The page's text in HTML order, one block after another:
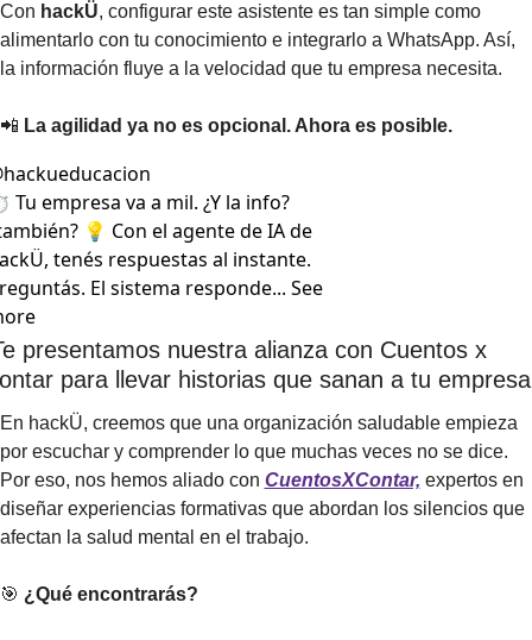
Con hackÜ, configurar este asistente es tan simple como
alimentarlo con tu conocimiento e integrarlo a WhatsApp. Así,
la información fluye a la velocidad que tu empresa necesita.
📲 La agilidad ya no es opcional. Ahora es posible.
hackueducacion
empresa va a mil. ¿Y la info?
💡 Con el agente de IA de
tenés respuestas al instante.
El sistema responde... See
presentamos nuestra alianza con Cuentos x
para llevar historias que sanan a tu
En hackÜ, creemos que una organización saludable empieza
por escuchar y comprender lo que muchas veces no se dice.
Por eso, nos hemos aliado con CuentosXContar, expertos en
diseñar experiencias formativas que abordan los silencios que
afectan la salud mental en el trabajo.
🎯 ¿Qué encontrarás?